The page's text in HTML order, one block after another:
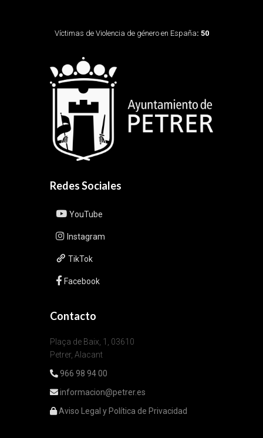
Víctimas de Violencia de género en España: 50
Redes Sociales
YouTube
Instagram
TikTok
Facebook
Contacto
Plaça de Baix, 1, 03610
Petrer, Alacant
966 98 94 00
informacion@petrer.es
Aviso Legal y Política de Privacidad